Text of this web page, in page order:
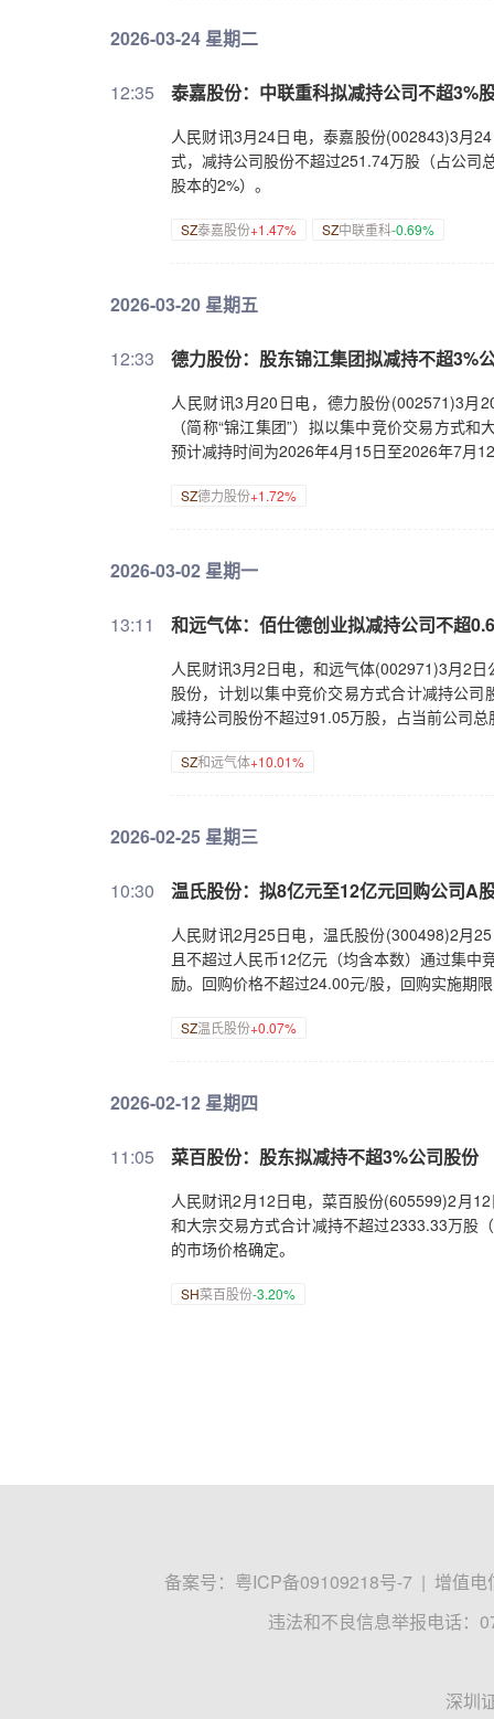
2026-03-24 星期二
12:35 泰嘉股份：中联重科拟减持公司不超3%
人民财讯3月24日电，泰嘉股份(002843)3月
式，减持公司股份不超过251.74万股（占公司
股本的2%）。
SZ泰嘉股份+1.47% SZ中联重科-0.69%
2026-03-20 星期五
12:33 德力股份：股东锦江集团拟减持不超3%
人民财讯3月20日电，德力股份(002571)3月
（简称“锦江集团”）拟以集中竞价交易方式
预计减持时间为2026年4月15日至2026年7月
SZ德力股份+1.72%
2026-03-02 星期一
13:11 和远气体：佰仕德创业拟减持公司不超
人民财讯3月2日电，和远气体(002971)3月2
股份，计划以集中竞价交易方式合计减持公
减持公司股份不超过91.05万股，占当前公司
SZ和远气体+10.01%
2026-02-25 星期三
10:30 温氏股份：拟8亿元至12亿元回购公司A
人民财讯2月25日电，温氏股份(300498)2月
且不超过人民币12亿元（均含本数）通过集
励。回购价格不超过24.00元/股，回购实施期
SZ温氏股份+0.07%
2026-02-12 星期四
11:05 菜百股份：股东拟减持不超3%公司股份
人民财讯2月12日电，菜百股份(605599)2月
和大宗交易方式合计减持不超过2333.33万股
的市场价格确定。
SH菜百股份-3.20%
备案号： 粤ICP备09109218号-7 | 增值电
违法和不良信息举报电话：
深圳